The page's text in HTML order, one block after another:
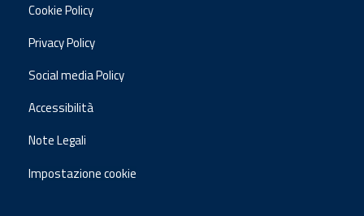
Cookie Policy
Privacy Policy
Social media Policy
Accessibilità
Note Legali
Impostazione cookie